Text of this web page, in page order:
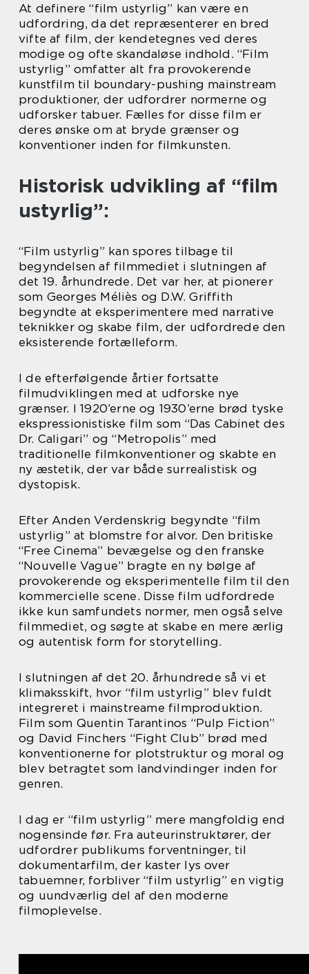
At definere “film ustyrlig” kan være en
udfordring, da det repræsenterer en bred
vifte af film, der kendetegnes ved deres
modige og ofte skandaløse indhold. “Film
ustyrlig” omfatter alt fra provokerende
kunstfilm til boundary-pushing mainstream
produktioner, der udfordrer normerne og
udforsker tabuer. Fælles for disse film er
deres ønske om at bryde grænser og
konventioner inden for filmkunsten.
Historisk udvikling af “film
ustyrlig”:
“Film ustyrlig” kan spores tilbage til
begyndelsen af filmmediet i slutningen af
det 19. århundrede. Det var her, at pionerer
som Georges Méliès og D.W. Griffith
begyndte at eksperimentere med narrative
teknikker og skabe film, der udfordrede den
eksisterende fortælleform.
I de efterfølgende årtier fortsatte
filmudviklingen med at udforske nye
grænser. I 1920’erne og 1930’erne brød tyske
ekspressionistiske film som “Das Cabinet des
Dr. Caligari” og “Metropolis” med
traditionelle filmkonventioner og skabte en
ny æstetik, der var både surrealistisk og
dystopisk.
Efter Anden Verdenskrig begyndte “film
ustyrlig” at blomstre for alvor. Den britiske
“Free Cinema” bevægelse og den franske
“Nouvelle Vague” bragte en ny bølge af
provokerende og eksperimentelle film til den
kommercielle scene. Disse film udfordrede
ikke kun samfundets normer, men også selve
filmmediet, og søgte at skabe en mere ærlig
og autentisk form for storytelling.
I slutningen af det 20. århundrede så vi et
klimaksskift, hvor “film ustyrlig” blev fuldt
integreret i mainstreame filmproduktion.
Film som Quentin Tarantinos “Pulp Fiction”
og David Finchers “Fight Club” brød med
konventionerne for plotstruktur og moral og
blev betragtet som landvindinger inden for
genren.
I dag er “film ustyrlig” mere mangfoldig end
nogensinde før. Fra auteurinstruktører, der
udfordrer publikums forventninger, til
dokumentarfilm, der kaster lys over
tabuemner, forbliver “film ustyrlig” en vigtig
og uundværlig del af den moderne
filmoplevelse.